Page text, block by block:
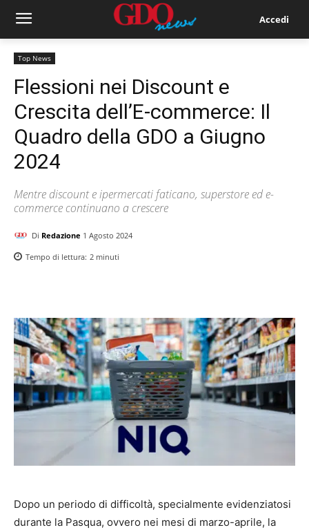
Accedi
Top News
Flessioni nei Discount e
Crescita dell’E-commerce: Il
Quadro della GDO a Giugno
2024
Mentre discount e ipermercati faticano, superstore ed e-
commerce continuano a crescere
Di Redazione 1 Agosto 2024
Tempo di lettura: 2 minuti
Dopo un periodo di difficoltà, specialmente evidenziatosi
durante la Pasqua, ovvero nei mesi di marzo-aprile, la